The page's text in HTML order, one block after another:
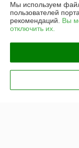
Полная версия
Политика
Сайт создан на
Мы используем
пользователей
рекомендаций. Вы
отключить их.